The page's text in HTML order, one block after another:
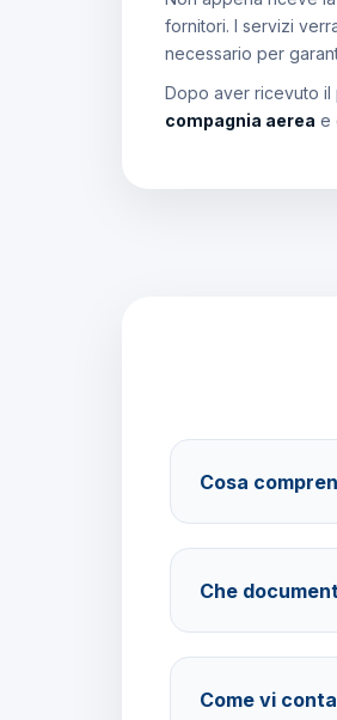
fornitori. I servizi
necessario per
Dopo aver ricevuto il
compagnia aerea e
Cosa
trattamento mezza
Che
passaporto in corso
Come vi